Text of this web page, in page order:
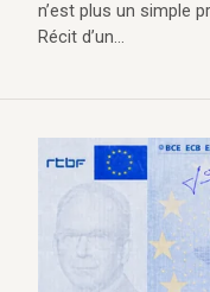
n’est plus un simple
Récit d’un…